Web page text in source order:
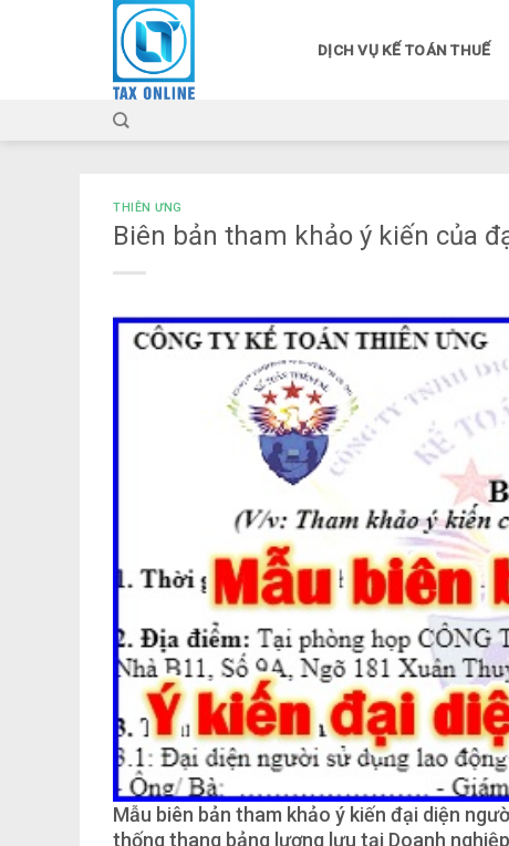
DỊCH VỤ KẾ TOÁN THUẾ
THIÊN ƯNG
Biên bản tham khảo ý kiến của
Mẫu biên bản tham khảo ý kiến đại diện
thống thang bảng lương lưu tại Doanh